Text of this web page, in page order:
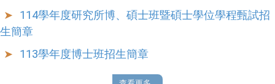
114學年度研究所博、碩士班暨碩士學位學程甄試招
生簡章
113學年度博士班招生簡章